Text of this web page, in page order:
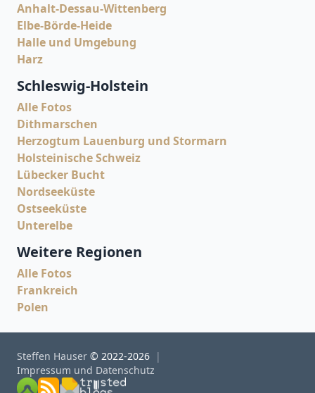
Anhalt-Dessau-Wittenberg
Elbe-Börde-Heide
Halle und Umgebung
Harz
Schleswig-Holstein
Alle Fotos
Dithmarschen
Herzogtum Lauenburg und Stormarn
Holsteinische Schweiz
Lübecker Bucht
Nordseeküste
Ostseeküste
Unterelbe
Weitere Regionen
Alle Fotos
Frankreich
Polen
Steffen Hauser © 2022-2026
Impressum und Datenschutz